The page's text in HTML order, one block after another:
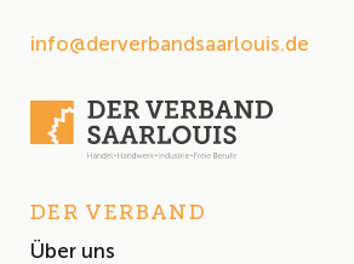
info@derverbandsaarlouis.de
DER VERBAND
Über uns